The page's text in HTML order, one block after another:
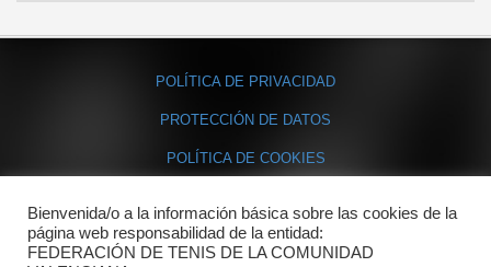
POLÍTICA DE PRIVACIDAD
PROTECCIÓN DE DATOS
POLÍTICA DE COOKIES
Contacto
Dónde estamos
Bienvenida/o a la información básica sobre las cookies de la
página web responsabilidad de la entidad:
FEDERACIÓN DE TENIS DE LA COMUNIDAD